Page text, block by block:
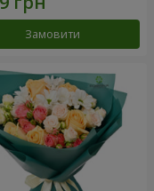
Замовити